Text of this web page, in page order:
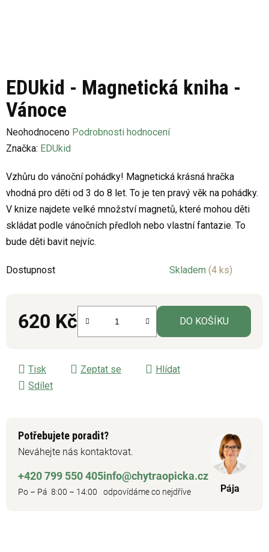
EDUkid - Magnetická kniha -
Vánoce
Průměrné
hodnocení
je
0,0
z
5
hvězdiček.
Neohodnoceno Podrobnosti hodnocení
Značka: EDUkid
Vzhůru do vánoční pohádky! Magnetická krásná hračka
vhodná pro děti od 3 do 8 let. To je ten pravý věk na pohádky.
V knize najdete velké množství magnetů, které mohou děti
skládat podle vánočních předloh nebo vlastní fantazie. To
bude děti bavit nejvíc.
Dostupnost Skladem (4 ks)
620 Kč DO KOŠÍKU
Tisk Zeptat se
Hlídat
Sdílet
Potřebujete poradit?
Neváhejte nás kontaktovat.
+420 799 550 405
Po – Pá 8:00 – 14:00
info@chytraopicka.cz
odpovídáme co nejdříve Pája